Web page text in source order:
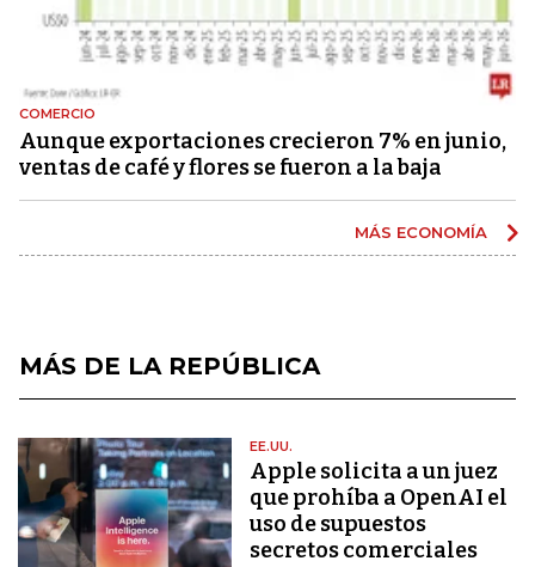
COMERCIO
Aunque exportaciones crecieron 7% en junio,
ventas de café y flores se fueron a la baja
MÁS ECONOMÍA
MÁS DE LA REPÚBLICA
EE.UU.
Apple solicita a un juez
que prohíba a OpenAI el
uso de supuestos
secretos comerciales